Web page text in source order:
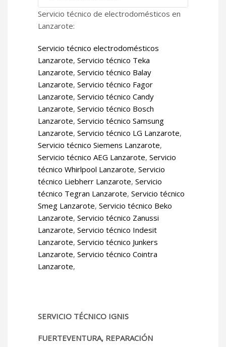
Servicio técnico de electrodomésticos en
Lanzarote:
Servicio técnico electrodomésticos
Lanzarote, Servicio técnico Teka
Lanzarote, Servicio técnico Balay
Lanzarote, Servicio técnico Fagor
Lanzarote, Servicio técnico Candy
Lanzarote, Servicio técnico Bosch
Lanzarote, Servicio técnico Samsung
Lanzarote, Servicio técnico LG Lanzarote,
Servicio técnico Siemens Lanzarote,
Servicio técnico AEG Lanzarote, Servicio
técnico Whirlpool Lanzarote, Servicio
técnico Liebherr Lanzarote, Servicio
técnico Tegran Lanzarote, Servicio técnico
Smeg Lanzarote, Servicio técnico Beko
Lanzarote, Servicio técnico Zanussi
Lanzarote, Servicio técnico Indesit
Lanzarote, Servicio técnico Junkers
Lanzarote, Servicio técnico Cointra
Lanzarote,
SERVICIO TÉCNICO IGNIS
FUERTEVENTURA, REPARACIÓN